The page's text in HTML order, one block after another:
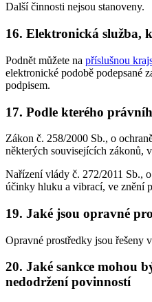
Další činnosti nejsou stanoveny.
16. Elektronická služba,
Podnět můžete na příslušnou
elektronické podobě podepsané
podpisem.
17. Podle kterého
Zákon č. 258/2000 Sb., o
některých souvisejících zákonů,
Nařízení vlády č. 272/2011 Sb.,
účinky hluku a vibrací, ve znění
19. Jaké jsou opravné
Opravné prostředky jsou řešeny
20. Jaké sankce mohou
nedodržení povinností